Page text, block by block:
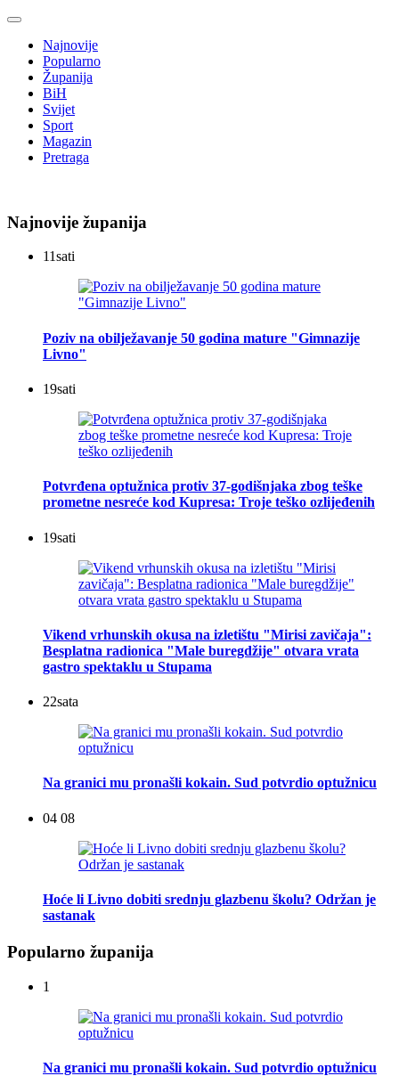
Najnovije
Popularno
Županija
BiH
Svijet
Sport
Magazin
Pretraga
Najnovije županija
11sati
Poziv na obilježavanje 50 godina mature "Gimnazije
Livno"
19sati
Potvrđena optužnica protiv 37-godišnjaka zbog teške
prometne nesreće kod Kupresa: Troje teško ozlijeđenih
19sati
Vikend vrhunskih okusa na izletištu "Mirisi zavičaja":
Besplatna radionica "Male buregdžije" otvara vrata
gastro spektaklu u Stupama
22sata
Na granici mu pronašli kokain. Sud potvrdio optužnicu
04 08
Hoće li Livno dobiti srednju glazbenu školu? Održan je
sastanak
Popularno županija
1
Na granici mu pronašli kokain. Sud potvrdio optužnicu